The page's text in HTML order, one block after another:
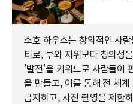
소호 하우스는 창의적인 사
티로, 부와 지위보다 창의성
'발전'을 키워드로 사람들이
을 만들고, 이를 통해 전 세
금지하고, 사진 촬영을 제한